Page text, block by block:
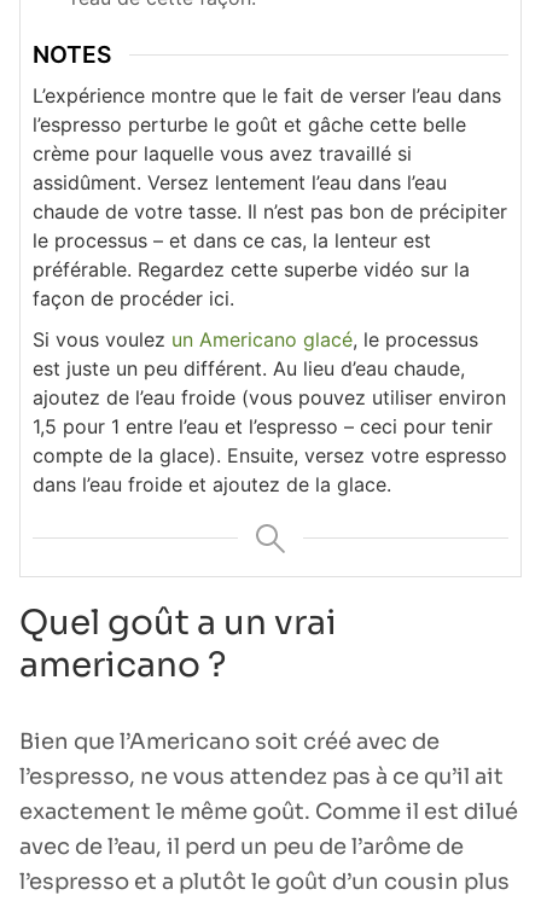
NOTES
L’expérience montre que le fait de verser l’eau dans
l’espresso perturbe le goût et gâche cette belle
crème pour laquelle vous avez travaillé si
assidûment. Versez lentement l’eau dans l’eau
chaude de votre tasse. Il n’est pas bon de précipiter
le processus – et dans ce cas, la lenteur est
préférable. Regardez cette superbe vidéo sur la
façon de procéder ici.
Si vous voulez un Americano glacé, le processus
est juste un peu différent. Au lieu d’eau chaude,
ajoutez de l’eau froide (vous pouvez utiliser environ
1,5 pour 1 entre l’eau et l’espresso – ceci pour tenir
compte de la glace). Ensuite, versez votre espresso
dans l’eau froide et ajoutez de la glace.
Quel goût a un vrai
americano ?
Bien que l’Americano soit créé avec de
l’espresso, ne vous attendez pas à ce qu’il ait
exactement le même goût. Comme il est dilué
avec de l’eau, il perd un peu de l’arôme de
l’espresso et a plutôt le goût d’un cousin plus